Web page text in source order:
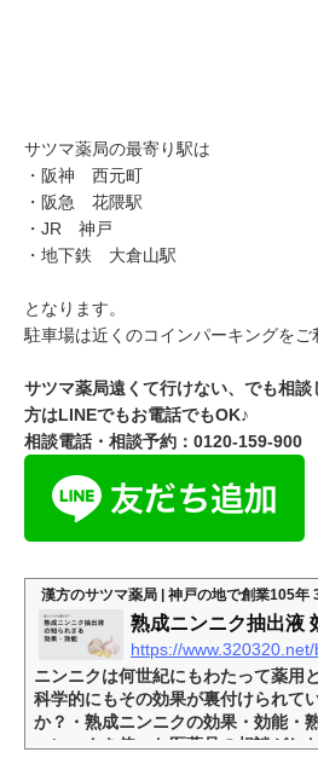
サツマ薬局の最寄り駅は
・阪神 西元町
・阪急 花隈駅
・JR 神戸
・地下鉄 大倉山駅
となります。
駐車場は近くのコインパーキングをご
サツマ薬局遠くて行けない、でも相
方はLINEでもお電話でもOK♪
相談電話・相談予約：0120-159-900
漢方のサツマ薬局 | 神戸の地で創業105年
熟成ニンニク抽出液
https://
ニンニクは何世紀にもわたって薬用
科学的にもその効果が裏付けられて
か？・熟成ニンニクの効果・効能・
ニンニクを使った医薬品の相談がし